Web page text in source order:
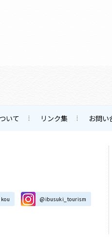
いて リンク集 お問い
@ibusuki_tourism